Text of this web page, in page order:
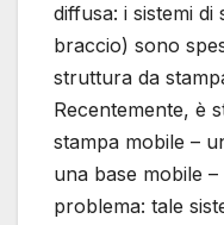
diffusa: i sistemi
braccio) sono
struttura da
Recentemente, è
stampa mobile –
una base mobile
problema: tale